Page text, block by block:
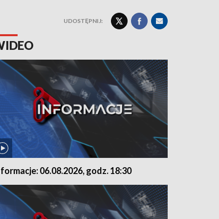
UDOSTĘPNIJ:
06.08.2026, godz. 18:30